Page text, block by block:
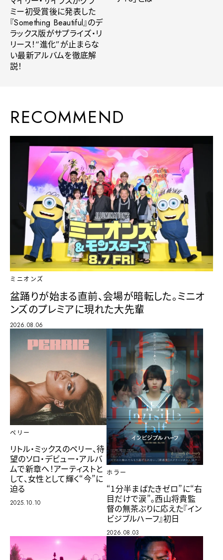
ミー初受賞後に発表した
『Something Beautiful』のデ
ラックス版がサプライズ・リ
リース！“進化”が止まらな
い最新アルバムを徹底解
説！
RECOMMEND
ミニオンズ
盆踊りが始まる直前、会場が暗転した。ミニオ
ンズのプレミアに現れた大先輩
2026.08.06
ペリー
リトル・ミックスのペリー、待
望のソロ・デビュー・アルバ
ムで新章へ！アーティストと
して、女性として輝く“今”に
迫る
2025.10.10
ホラー
“1分半まばたきゼロ”に“右
目だけで涙”。西山将貴監
督の無茶ぶりに応えた『イン
ビジブルハーフ』初日
2026.08.03